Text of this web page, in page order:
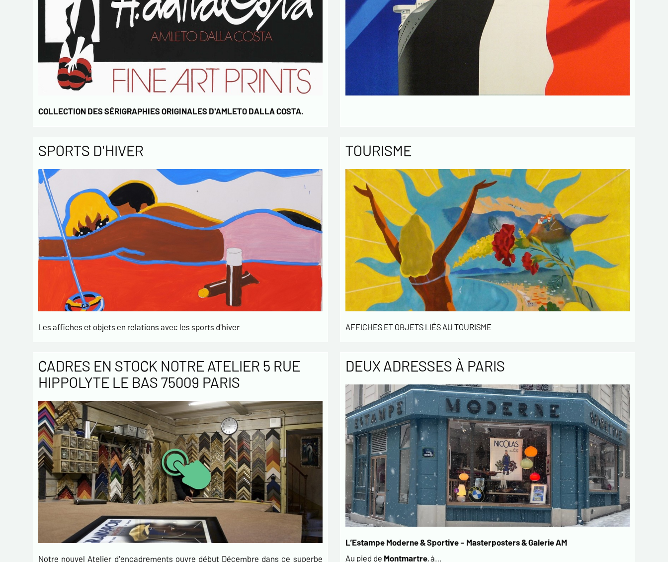
COLLECTION DES SÉRIGRAPHIES ORIGINALES D'AMLETO DALLA COSTA.
SPORTS D'HIVER
Les affiches et objets en relations avec les sports d'hiver
TOURISME
AFFICHES ET OBJETS LIÉS AU TOURISME
CADRES EN STOCK NOTRE ATELIER 5 RUE
HIPPOLYTE LE BAS 75009 PARIS
Notre nouvel Atelier d'encadrements ouvre début Décembre dans ce superbe
DEUX ADRESSES À PARIS
L’Estampe Moderne & Sportive – Masterposters & Galerie AM
Au pied de Montmartre, à…